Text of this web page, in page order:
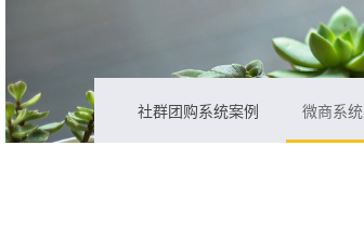
社群团购系统案例 微商系